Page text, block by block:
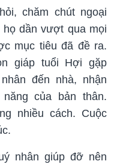
chăm chút ngoại
dần vượt qua mọi
mục tiêu đã đề ra.
giáp tuổi Hợi gặp
đến nhà, nhận
của bản thân.
nhiều cách. Cuộc
nhân giúp đỡ nên